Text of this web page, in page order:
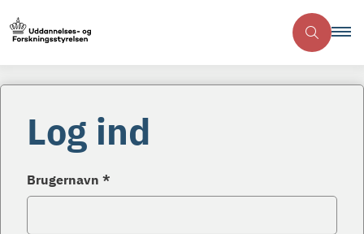
Log ind
Brugernavn *